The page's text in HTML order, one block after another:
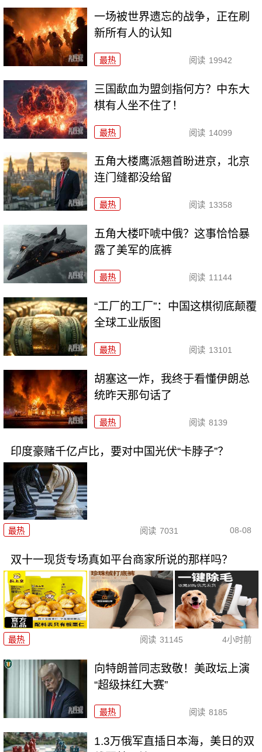
一场被世界遗忘的战争，正在刷
新所有人的认知
最热 阅读 19942
三国歃血为盟剑指何方？中东大
棋有人坐不住了！
最热 阅读 14099
五角大楼鹰派翘首盼进京，北京
连门缝都没给留
最热 阅读 13358
五角大楼吓唬中俄？这事恰恰暴
露了美军的底裤
最热 阅读 11144
“工厂的工厂”：中国这棋彻底颠覆
全球工业版图
最热 阅读 13101
胡塞这一炸，我终于看懂伊朗总
统昨天那句话了
最热 阅读 8139
印度豪赌千亿卢比，要对中国光伏“卡脖子”？
最热 阅读 7031 08-08
双十一现货专场真如平台商家所说的那样吗？
最热 阅读 31145 4小时前
向特朗普同志致敬！美政坛上演
“超级抹红大赛”
最热 阅读 8185
1.3万俄军直插日本海，美日的双